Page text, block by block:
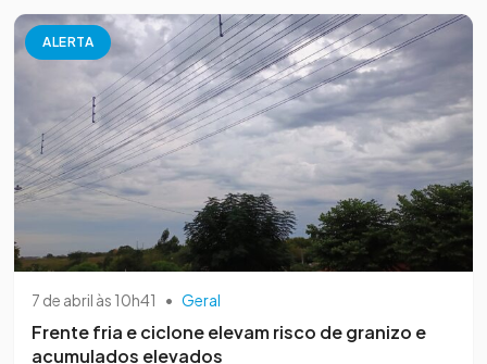
ALERTA
7 de abril às 10h41 • Geral
Frente fria e ciclone elevam risco de granizo e
acumulados elevados